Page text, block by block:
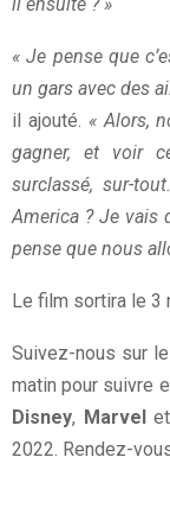
« Je pense que
un gars avec des
il ajouté. « Alors,
gagner, et voir
surclassé, sur-
America ? Je vais
pense que nous
Le film sortira le 3
Suivez-nous sur
matin pour suivre
Disney, Marvelet
2022. Rendez-